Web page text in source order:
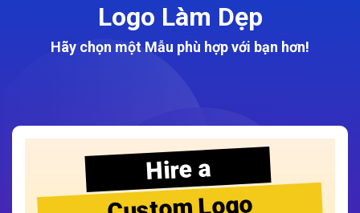
Logo Làm Dẹp
Hãy chọn một Mẫu phù hợp với bạn hơn!
Hire a